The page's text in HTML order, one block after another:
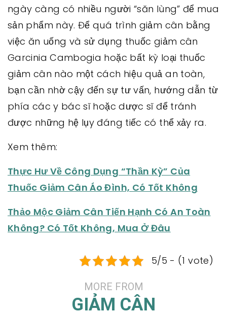
ngày càng có nhiều người “săn lùng” để mua
sản phẩm này. Để quá trình giảm cân bằng
việc ăn uống và sử dụng thuốc giảm cân
Garcinia Cambogia hoặc bất kỳ loại thuốc
giảm cân nào một cách hiệu quả an toàn,
bạn cần nhờ cậy đến sự tư vấn, hướng dẫn từ
phía các y bác sĩ hoặc dược sĩ để tránh
được những hệ lụy đáng tiếc có thể xảy ra.
Xem thêm:
Thực Hư Về Công Dụng “Thần Kỳ” Của
Thuốc Giảm Cân Áo Đình, Có Tốt Không
Thảo Mộc Giảm Cân Tiến Hạnh Có An Toàn
Không? Có Tốt Không, Mua Ở Đâu
5/5 - (1 vote)
MORE FROM
GIẢM CÂN